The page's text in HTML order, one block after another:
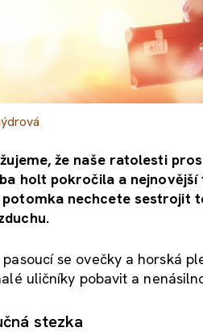
že naše ratolesti
holt pokročila a
nechcete sestrojit
se ovečky a horská
uličníky pobavit a
stezka